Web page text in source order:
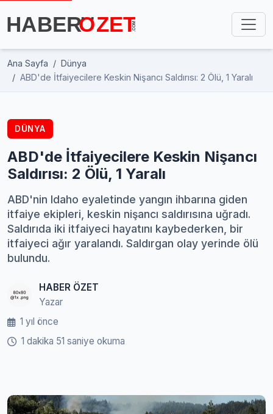
Ana Sayfa
Dünya
ABD'de İtfaiyecilere Keskin Nişancı Saldırısı: 2 Ölü, 1 Yaralı
DÜNYA
ABD'de İtfaiyecilere Keskin Nişancı
Saldırısı: 2 Ölü, 1 Yaralı
ABD'nin Idaho eyaletinde yangın ihbarına giden
itfaiye ekipleri, keskin nişancı saldırısına uğradı.
Saldırıda iki itfaiyeci hayatını kaybederken, bir
itfaiyeci ağır yaralandı. Saldırgan olay yerinde ölü
bulundu.
HABER ÖZET
Yazar
1 yıl önce
1 dakika 51 saniye okuma